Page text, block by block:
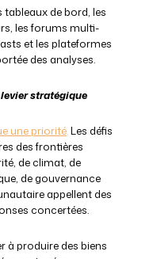
tableaux de bord, les
les forums multi-
et les plateformes
des analyses.
stratégique
une priorité.Les défis
des frontières
de climat, de
de gouvernance
appellent des
concertées.
à produire des biens